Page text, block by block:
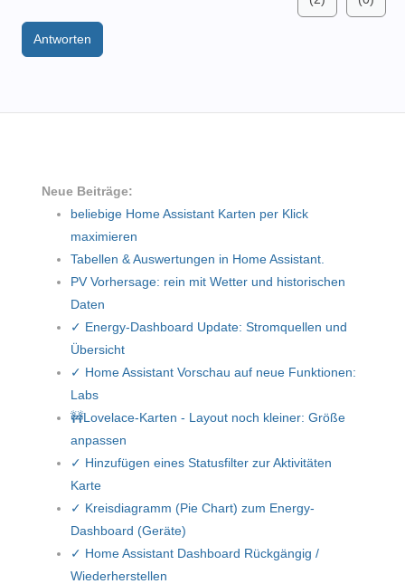
Antworten
Neue Beiträge:
beliebige Home Assistant Karten per Klick
maximieren
Tabellen & Auswertungen in Home Assistant.
PV Vorhersage: rein mit Wetter und historischen
Daten
✓ Energy-Dashboard Update: Stromquellen und
Übersicht
✓ Home Assistant Vorschau auf neue Funktionen:
Labs
🚧Lovelace-Karten - Layout noch kleiner: Größe
anpassen
✓ Hinzufügen eines Statusfilter zur Aktivitäten
Karte
✓ Kreisdiagramm (Pie Chart) zum Energy-
Dashboard (Geräte)
✓ Home Assistant Dashboard Rückgängig /
Wiederherstellen